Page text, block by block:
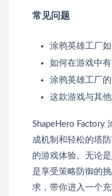
常见问题
涂鸦英雄工厂
如何在游戏中
涂鸦英雄工厂
这款游戏与其
ShapeHero Factory
成机制和轻松的塔
的游戏体验。无论
是享受策略防御的
求，带你进入一个